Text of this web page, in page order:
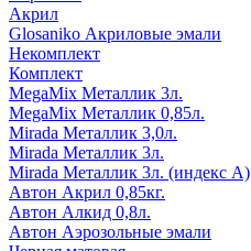
Акрил
Glosaniko Акриловые эмали
Некомплект
Комплект
MegaMix Металлик 3л.
MegaMix Металлик 0,85л.
Mirada Металлик 3,0л.
Mirada Металлик 3л.
Mirada Металлик 3л. (индекс А)
Автон Акрил 0,85кг.
Автон Алкид 0,8л.
Автон Аэрозольные эмали